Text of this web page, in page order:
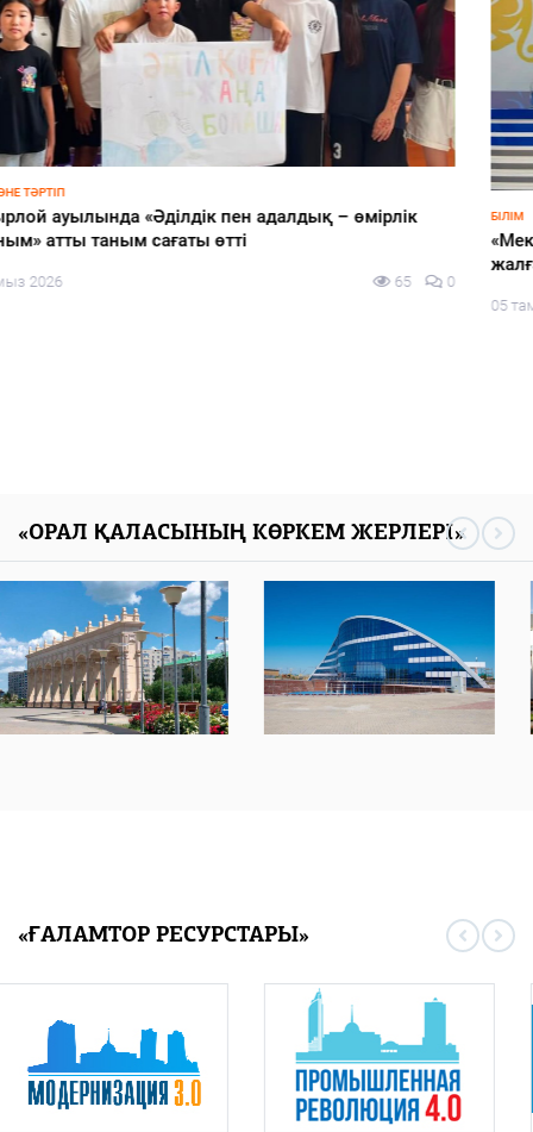
БІЛІМ
«Мектепке жол» акциясы аясында әлеуметтік қолдау
0
«ОРАЛ ҚАЛАСЫНЫҢ КӨРКЕМ ЖЕРЛЕРІ»
«ҒАЛАМТОР РЕСУРСТАРЫ»